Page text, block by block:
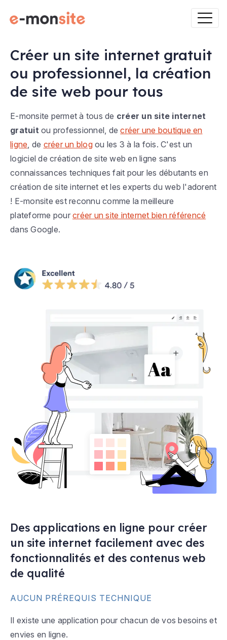
Créer un site internet gratuit
ou professionnel, la création
de site web pour tous
E-monsite permet à tous de créer un site internet
gratuit ou professionnel, decréer une boutique en
ligne , de créer un blogou les 3 à la fois. C'est un
logiciel de création de site web en ligne sans
connaissances techniques fait pour les débutants en
création de site internet et les experts du web l'adorent
! E-monsite est reconnu comme la meilleure
plateforme pour créer un site internet bien référencé
dans Google.
Des applications en ligne pour créer
un site internet facilement avec des
fonctionnalités et des contenus web
de qualité
AUCUN PRÉREQUIS TECHNIQUE
Il existe une application pour chacun de vos besoins et
envies en ligne.